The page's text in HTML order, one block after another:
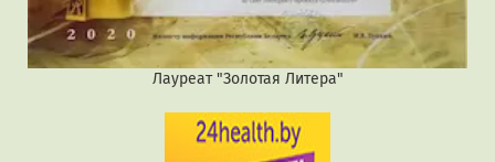
Лауреат "Золотая Литера"